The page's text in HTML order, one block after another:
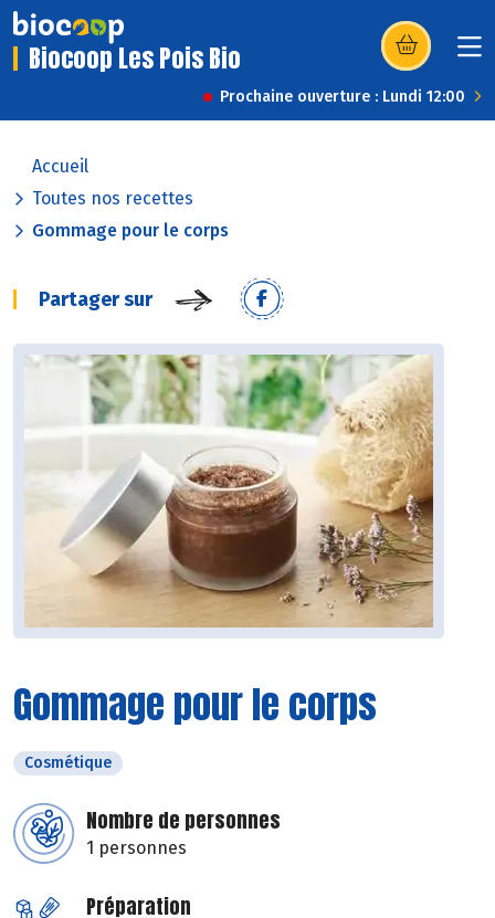
Biocoop Les Pois Bio (s’ouvre dans
Prochaine ouverture : Lundi 12:00
Accueil
Toutes nos recettes
Gommage pour le corps
Partager sur
Gommage pour le corps
Cosmétique
Nombre de personnes
1 personnes
Préparation